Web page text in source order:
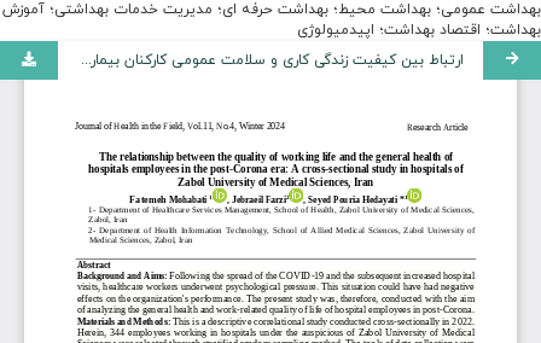
بهداشت عمومی؛ بهداشت محیط؛ بهداشت حرفه ای؛ مدیریت خدمات بهداشتی؛ آموزش
بهداشت؛ اقتصاد بهداشت؛ اپیدمیولوژی
ارتباط بین کیفیت زندگی کاری و سلامت عمومی کارکنان بیمارستان‌ها در دوران پس از کرونا: یک مطالعه مقطعی در بیمارستان‌های دانشگاه علوم پزشکی زابل، ایران